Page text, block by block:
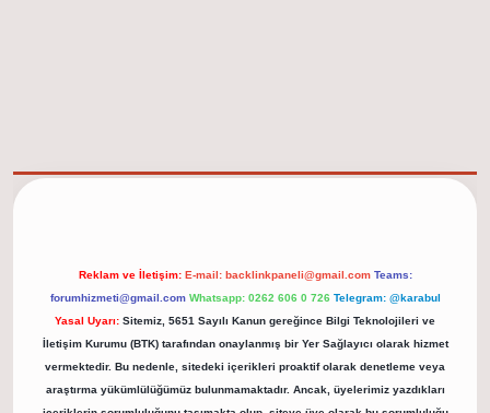
Reklam ve İletişim: E-mail: backlinkpaneli@gmail.com Teams:
forumhizmeti@gmail.com Whatsapp: 0262 606 0 726 Telegram: @karabul
Yasal Uyarı: Sitemiz, 5651 Sayılı Kanun gereğince Bilgi Teknolojileri ve
İletişim Kurumu (BTK) tarafından onaylanmış bir Yer Sağlayıcı olarak hizmet
vermektedir. Bu nedenle, sitedeki içerikleri proaktif olarak denetleme veya
araştırma yükümlülüğümüz bulunmamaktadır. Ancak, üyelerimiz yazdıkları